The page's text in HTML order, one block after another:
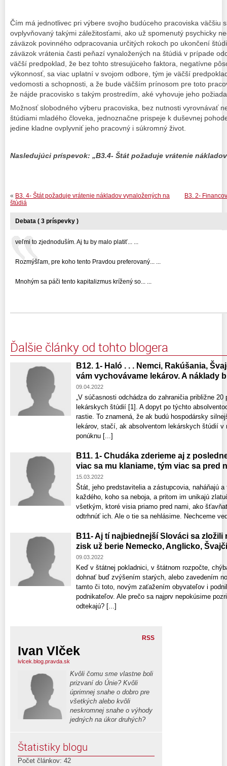
Čím má jednotlivec pri výbere svojho budúceho pracoviska väčšiu
ovplyvňovaný takými záležitosťami, ako už spomenutý psychicky
záväzok povinného odpracovania určitých rokoch po ukončení
záväzok vrátenia časti peňazí vynaložených na štúdiá v prípade
väčší predpoklad, že bez tohto stresujúceho faktora, negatívne
výkonnosť, sa viac uplatní v svojom odbore, tým je väčší
vedomosti a schopnosti, a že bude väčším prínosom pre toto
že nájde pracovisko s takým prostredím, aké vyhovuje jeho
Možnosť slobodného výberu pracoviska, bez nutnosti vyrovnávať
štúdiami mladého človeka, jednoznačne prispeje k duševnej
jedine kladne ovplyvniť jeho pracovný i súkromný život.
Nasledujúci príspevok: „B3.4- Štát požaduje vrátenie
B3. 2-
« B3. 4- Štát požaduje vrátenie nákladov vynaložených na
štúdiá
Debata ( 3 príspevky )
veľmi to zjednoduším. Aj tu by malo platiť... ...
Rozmýšľam, pre koho tento Pravdou preferovaný... ...
Mnohým sa páči tento kapitalizmus krížený so... ...
Ďalšie články od tohto blogera
B12. 1- Haló . . . Nemci, Rakúšania,
vám vychovávame lekárov. A náklady
09.04.2022
„V súčasnosti odchádza do zahraničia približne
lekárskych štúdií [1]. A dopyt po týchto
rastie. To znamená, že ak budú hospodársky
lekárov, stačí, ak absolventom lekárskych štúdií v
ponúknu [...]
B11. 1- Chudáka zderieme aj z
viac sa mu klaniame, tým viac sa pred
15.03.2022
Štát, jeho predstavitelia a zástupcovia, naháňajú
každého, koho sa neboja, a pritom im unikajú
všetkým, ktoré visia priamo pred nami, ako
odtrhnúť ich. Ale o tie sa nehlásime. Nechceme
B11- Aj tí najbiednejší Slováci sa zložili
zisk už berie Nemecko, Anglicko,
09.03.2022
Keď v štátnej pokladnici, v štátnom rozpočte,
dohnať buď zvýšením starých, alebo zavedením
tamto či toto, novým zaťažením obyvateľov i
podnikateľov. Ale prečo sa najprv nepokúsime
odtekajú? [...]
RSS
Ivan Vlček
ivlcek.blog.pravda.sk
Kvôli čomu sme vlastne boli
prizvaní do Únie? Kvôli
úprimnej snahe o dobro pre
všetkých alebo kvôli
neskromnej snahe o výhody
jedných na úkor druhých?
Štatistiky blogu
Počet článkov: 42